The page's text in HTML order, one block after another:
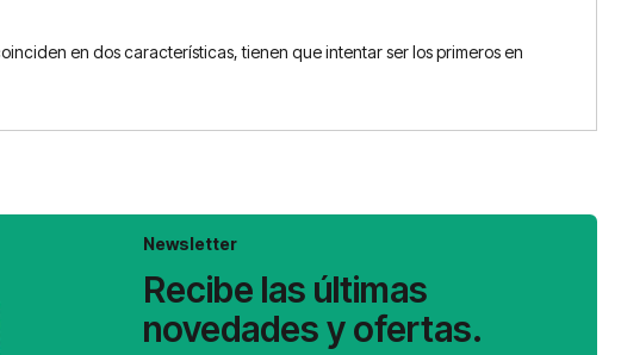
en dos características, tienen que intentar ser los primeros en
Newsletter
Recibe las últimas
novedades y ofertas.